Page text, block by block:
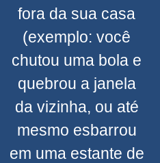
fora da sua casa
(exemplo: você
chutou uma bola e
quebrou a janela
da vizinha, ou até
mesmo esbarrou
em uma estante de